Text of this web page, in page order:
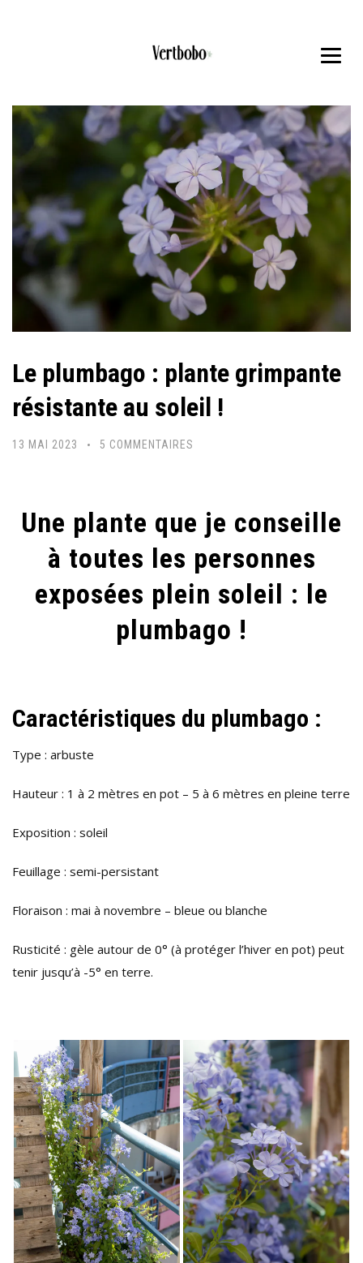
Le plumbago : plante grimpante
résistante au soleil !
13 MAI 2023 5 COMMENTAIRES
PLANTE
GRIMPANTE
AU
SOLEIL
Une plante que je conseille
à toutes les personnes
exposées plein soleil : le
plumbago !
Caractéristiques du plumbago :
Type : arbuste
Hauteur : 1 à 2 mètres en pot – 5 à 6 mètres en pleine terre
Exposition : soleil
Feuillage : semi-persistant
Floraison : mai à novembre – bleue ou blanche
Rusticité : gèle autour de 0° (à protéger l’hiver en pot) peut
tenir jusqu’à -5° en terre.